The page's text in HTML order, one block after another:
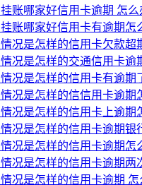
账哪家好信用卡逾期 怎么
账哪家好信用卡有逾期怎
况是怎样的信用卡欠款超
况是怎样的交通信用卡逾
况是怎样的信用卡有逾期
况是怎样的信信用卡逾期
况是怎样的信用卡上逾期
况是怎样的信用卡逾期银
况是怎样的信用卡逾期怎
况是怎样的信用卡逾期两
况是怎样的信用卡逾期 怎